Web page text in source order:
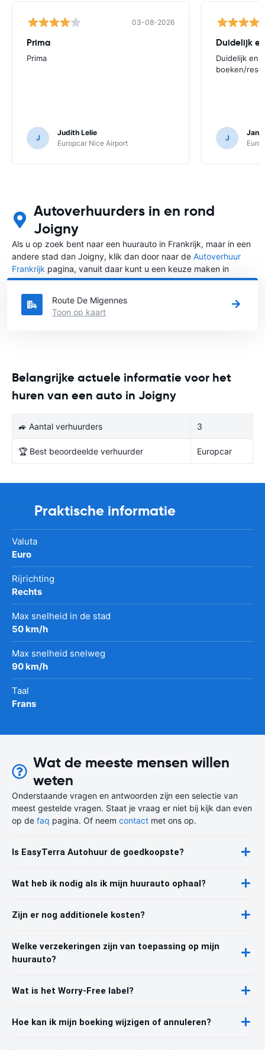
03-08-2026
Prima
Prima
J
Judith Lelie
Europcar Nice Airport
Duidelijk
Duidelijk en
boeken/
J
Jan
Autoverhuurders in en rond
Joigny
Als u op zoek bent naar een huurauto in Frankrijk, maar in een
andere stad dan Joigny, klik dan door naar de Autoverhuur
Frankrijk pagina, vanuit daar kunt u een keuze maken in
welke stad in Frankrijk u een auto huren wilt.
Route De Migennes
Toon op kaart
Belangrijke actuele informatie voor het
huren van een auto in Joigny
🚙 Aantal verhuurders 3
🏆 Best beoordeelde verhuurder Europcar
Praktische informatie
Valuta
Euro
Rijrichting
Rechts
Max snelheid in de stad
50 km/h
Max snelheid snelweg
90 km/h
Taal
Frans
Wat de meeste mensen willen
weten
Onderstaande vragen en antwoorden zijn een selectie van
meest gestelde vragen. Staat je vraag er niet bij kijk dan even
op de faq pagina. Of neem contact met ons op.
Is EasyTerra Autohuur de goedkoopste?
Wat heb ik nodig als ik mijn huurauto ophaal?
Zijn er nog additionele kosten?
Welke verzekeringen zijn van toepassing op mijn
huurauto?
Wat is het Worry-Free label?
Hoe kan ik mijn boeking wijzigen of annuleren?